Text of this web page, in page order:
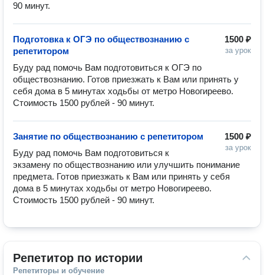
90 минут.
1500 ₽
за урок
Подготовка к ОГЭ по обществознанию с
репетитором
Буду рад помочь Вам подготовиться к ОГЭ по
обществознанию. Готов приезжать к Вам или принять у
себя дома в 5 минутах ходьбы от метро Новогиреево.
Стоимость 1500 рублей - 90 минут.
1500 ₽
за урок
Занятие по обществознанию с репетитором
Буду рад помочь Вам подготовиться к
экзамену по обществознанию или улучшить понимание
предмета. Готов приезжать к Вам или принять у себя
дома в 5 минутах ходьбы от метро Новогиреево.
Стоимость 1500 рублей - 90 минут.
Репетитор по истории
Репетиторы и обучение